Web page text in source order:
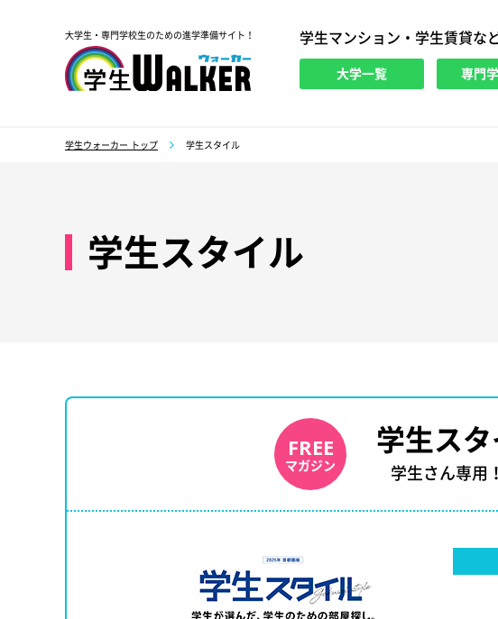
大学生・専門学校生のための進学準備サイト！ 学生マンション・学生賃貸な
大学一覧 専門
学生ウォーカー トップ 学生スタイル
学生スタイル
FREE
マガジン
学生ス
学生さん専用